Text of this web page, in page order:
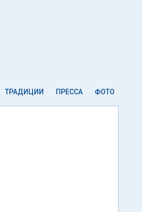
ТРАДИЦИИ ПРЕССА ФОТО